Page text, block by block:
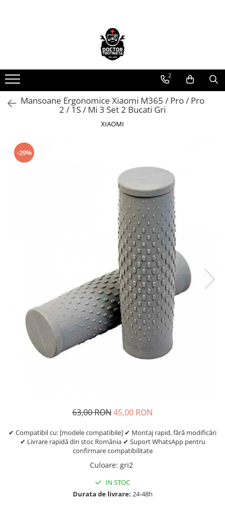
Toate produsele
Piese de schimb
https://www.doctortrotineta.ro/electrica
Acceleratie
Motoare
Cabluri
https://www.doctortrotineta.ro/frane
https://www.doctortrotineta.ro/lumini
Stop trotineta
Faruri
https://www.doctortrotineta.ro/cadru
Aparatori (aripi)
https://www.doctortrotineta.ro/camere-
https://www.doctortrotineta.ro/cauciucuri-
https://www.doctortrotineta.ro/cauciucuri-
cauciucuri-bicicleta
2
Mansoane Ergonomice Xiaomi M365 / Pro / Pro
2 / 1S / Mi 3 Set 2 Bucati Gri
XIAOMI
-29%
63,00 RON45,00 RON
✔ Compatibil cu: [modele compatibile] ✔ Montaj rapid, fără modificări
✔ Livrare rapidă din stoc România ✔ Suport WhatsApp pentru
confirmare compatibilitate
Culoare: gri2
IN STOC
Durata de livrare: 24-48h